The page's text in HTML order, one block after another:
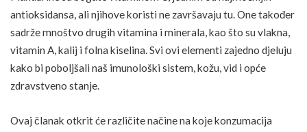
antioksidansa, ali njihove koristi ne završavaju tu. One također
sadrže mnoštvo drugih vitamina i minerala, kao što su vlakna
vitamin A , kalij i folna kiselina. Svi ovi elementi zajedno djeluju
kako bi poboljšali naš imunološki sistem, kožu, vid i opće
zdravstveno stanje.
Ovaj članak otkrit će različite načine na koje konzumacija